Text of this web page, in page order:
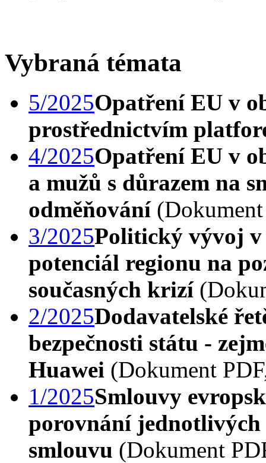
Vybraná témata
5/2025Opatření EU v
prostřednictvím
4/2025Opatření EU v
a mužů s důrazem na
odměňování
3/2025Politický vývoj
potenciál regionu na
současných krizí
2/2025Dodavatelské
bezpečnosti státu -
Huawei (Dokument
1/2025Smlouvy
porovnání jednotlivých
smlouvu (Dokument